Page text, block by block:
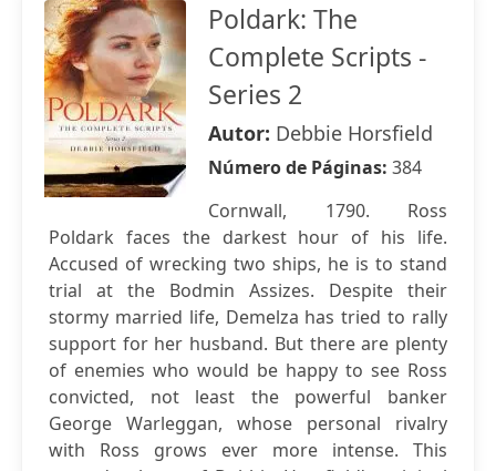
Poldark: The
Complete Scripts -
Series 2
Autor: Debbie Horsfield
Número de Páginas: 384
Cornwall, 1790. Ross
Poldark faces the darkest hour of his life.
Accused of wrecking two ships, he is to stand
trial at the Bodmin Assizes. Despite their
stormy married life, Demelza has tried to rally
support for her husband. But there are plenty
of enemies who would be happy to see Ross
convicted, not least the powerful banker
George Warleggan, whose personal rivalry
with Ross grows ever more intense. This